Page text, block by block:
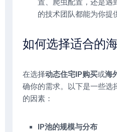
置、爬虫配置，还是遇
的技术团队都能为你提
如何选择适合的
在选择动态住宅IP购买或海
确你的需求。以下是一些选
的因素：
IP池的规模与分布